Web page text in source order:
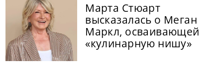
Марта Стюарт
высказалась о Меган
Маркл, осваивающей
«кулинарную нишу»